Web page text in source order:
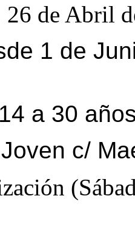
26 de Abril
1 de
a 30
c/